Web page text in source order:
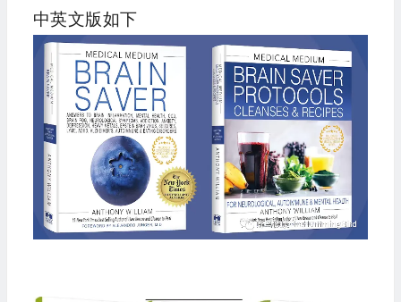
中英文版如下